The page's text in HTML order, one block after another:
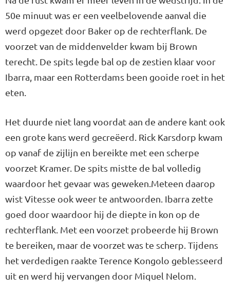
50e minuut was er een veelbelovende aanval die
werd opgezet door Baker op de rechterflank. De
voorzet van de middenvelder kwam bij Brown
terecht. De spits legde bal op de zestien klaar voor
Ibarra, maar een Rotterdams been gooide roet in het
eten.
Het duurde niet lang voordat aan de andere kant ook
een grote kans werd gecreëerd. Rick Karsdorp kwam
op vanaf de zijlijn en bereikte met een scherpe
voorzet Kramer. De spits mistte de bal volledig
waardoor het gevaar was geweken.Meteen daarop
wist Vitesse ook weer te antwoorden. Ibarra zette
goed door waardoor hij de diepte in kon op de
rechterflank. Met een voorzet probeerde hij Brown
te bereiken, maar de voorzet was te scherp. Tijdens
het verdedigen raakte Terence Kongolo geblesseerd
uit en werd hij vervangen door Miquel Nelom.